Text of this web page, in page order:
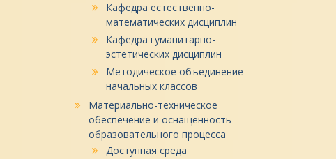
Кафедра естественно-
математических дисциплин
Кафедра гуманитарно-
эстетических дисциплин
Методическое объединение
начальных классов
Материально-техническое
обеспечение и оснащенность
образовательного процесса
Доступная среда